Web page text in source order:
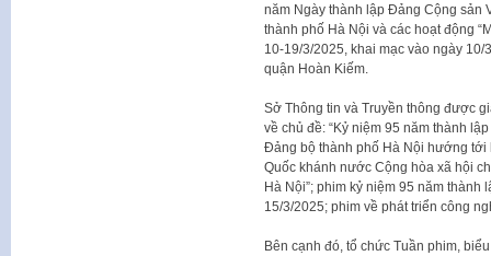
năm Ngày thành lập Đảng Cộng sản
thành phố Hà Nội và các hoạt động
10-19/3/2025, khai mạc vào ngày
quận Hoàn Kiếm.
Sở Thông tin và Truyền thông được
về chủ đề: “Kỷ niệm 95 năm thành
Đảng bộ thành phố Hà Nội hướng tới
Quốc khánh nước Cộng hòa xã hội
Hà Nội”; phim kỷ niệm 95 năm
15/3/2025; phim về phát triển công
Bên cạnh đó, tổ chức Tuần phim,